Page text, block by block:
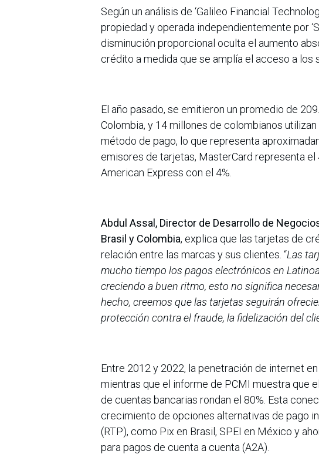
Según un análisis de ‘Galileo Financial
propiedad y operada independientemente por
disminución proporcional oculta el aumento
crédito a medida que se amplía el acceso a los
El año pasado, se emitieron un promedio de
Colombia, y 14 millones de colombianos
método de pago, lo que representa
emisores de tarjetas, MasterCard representa
American Express con el 4%.
Abdul Assal, Director de Desarrollo de
Brasil y Colombia, explica que las tarjetas de
relación entre las marcas y sus clientes. “Las
mucho tiempo los pagos electrónicos en
creciendo a buen ritmo, esto no significa
hecho, creemos que las tarjetas seguirán
protección contra el fraude, la fidelización del
Entre 2012 y 2022, la penetración de internet
mientras que el informe de PCMI muestra que
de cuentas bancarias rondan el 80%. Esta
crecimiento de opciones alternativas de pago
(RTP), como Pix en Brasil, SPEI en México y
para pagos de cuenta a cuenta (A2A).